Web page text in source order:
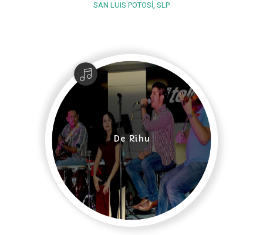
SAN LUIS POTOSÍ, SLP
De Rihu